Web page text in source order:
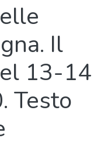
Il
13-14
Testo